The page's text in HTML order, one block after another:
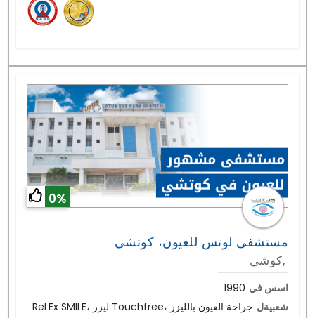
0%
مستشفى لوتس للعيون، كوتشي
كوشي,
اسس في 1990
شعبيةل ReLEx SMILE، ليزر Touchfree، جراحة العيون بالليزر